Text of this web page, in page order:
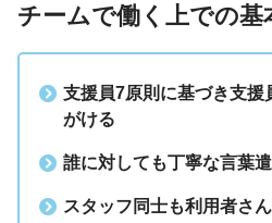
チームで働く上での基
支援員7原則に基づき支援
がける
誰に対しても丁寧な言葉
スタッフ同士も利用者さ